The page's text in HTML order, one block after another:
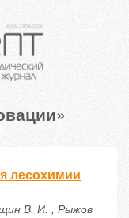
лесохимии
В. И. , Рыжов